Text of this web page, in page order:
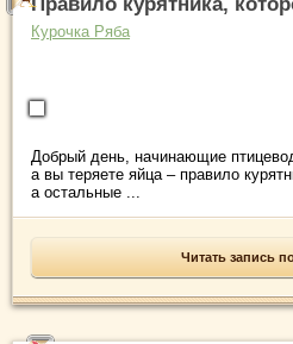
Курочка Ряба
Добрый день, начинающие
а вы теряете яйца – правило
а остальные ...
Читать запись